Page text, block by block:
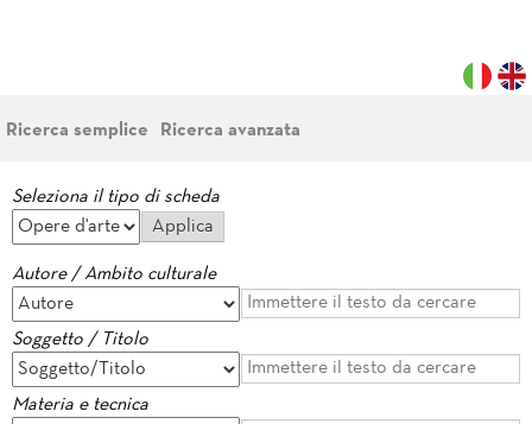
Ricerca semplice Ricerca avanzata
Seleziona il tipo di scheda
Autore / Ambito culturale
Soggetto / Titolo
Materia e tecnica